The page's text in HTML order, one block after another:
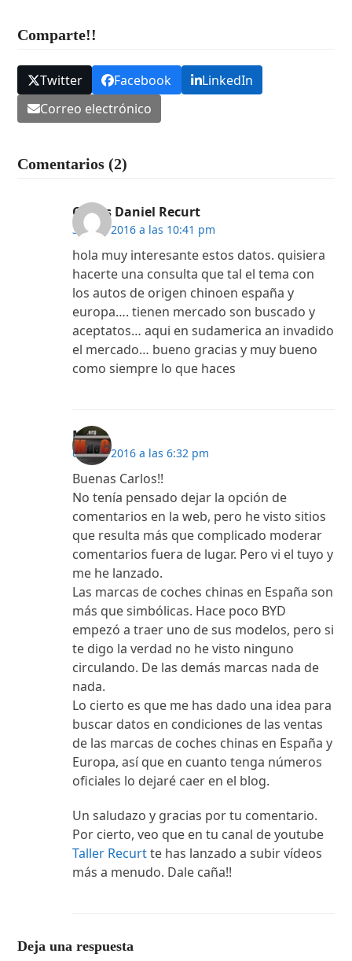
Comparte!!
Twitter Facebook
LinkedIn
Correo electrónico
Comentarios (2)
Carlos Daniel Recurt
3 julio, 2016 a las 10:41 pm
hola muy interesante estos datos. quisiera
hacerte una consulta que tal el tema con
los autos de origen chinoen españa y
europa…. tienen mercado son buscado y
aceptatos… aqui en sudamerica an invadido
el mercado… bueno gracias y muy bueno
como siempre lo que haces
MRD
6 julio, 2016 a las 6:32 pm
Buenas Carlos!!
No tenía pensado dejar la opción de
comentarios en la web, pero he visto sitios
que resulta más que complicado moderar
comentarios fuera de lugar. Pero vi el tuyo y
me he lanzado.
Las marcas de coches chinas en España son
más que simbólicas. Hace poco BYD
empezó a traer uno de sus modelos, pero si
te digo la verdad no he visto ninguno
circulando. De las demás marcas nada de
nada.
Lo cierto es que me has dado una idea para
buscar datos en condiciones de las ventas
de las marcas de coches chinas en España y
Europa, así que en cuanto tenga números
oficiales lo dejaré caer en el blog.
Un saludazo y gracias por tu comentario.
Por cierto, veo que en tu canal de youtube
Taller Recurtte has lanzado a subir vídeos
más a menudo. Dale caña!!
Deja una respuesta